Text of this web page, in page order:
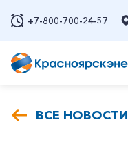
+7-800-700-24-57
ВСЕ НОВОСТИ